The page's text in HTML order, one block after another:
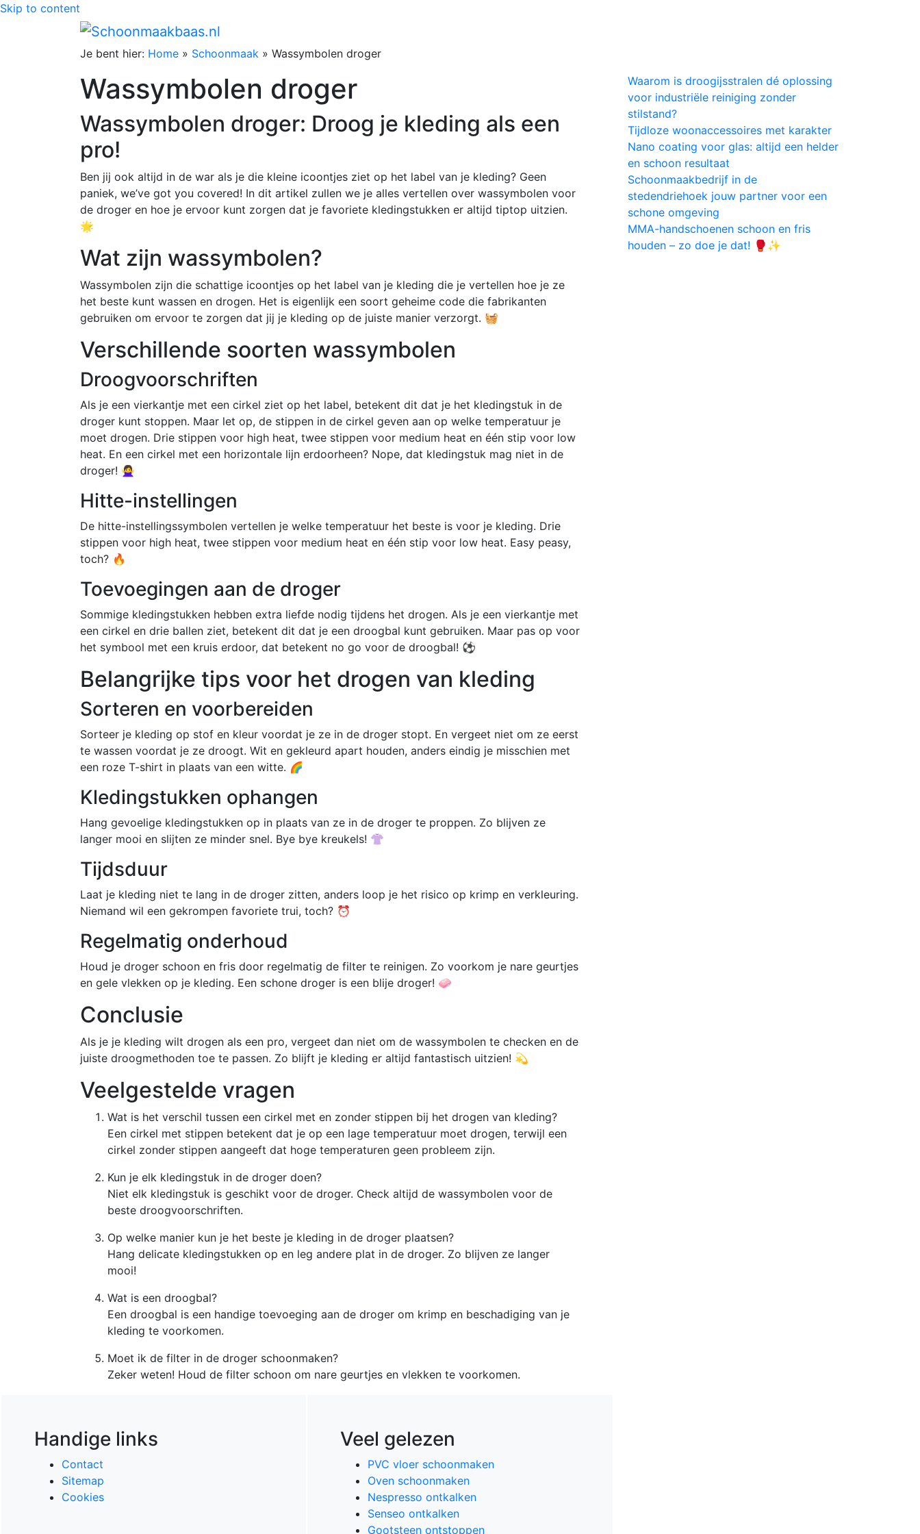
Skip to content
Je bent hier: Home » Schoonmaak » Wassymbolen droger
Wassymbolen droger
Wassymbolen droger: Droog je kleding als een
pro!
Ben jij ook altijd in de war als je die kleine icoontjes ziet op het label van je kleding? Geen
paniek, we’ve got you covered! In dit artikel zullen we je alles vertellen over wassymbolen voor
de droger en hoe je ervoor kunt zorgen dat je favoriete kledingstukken er altijd tiptop uitzien.
🌟
Wat zijn wassymbolen?
Wassymbolen zijn die schattige icoontjes op het label van je kleding die je vertellen hoe je ze
het beste kunt wassen en drogen. Het is eigenlijk een soort geheime code die fabrikanten
gebruiken om ervoor te zorgen dat jij je kleding op de juiste manier verzorgt. 🧺
Verschillende soorten wassymbolen
Droogvoorschriften
Als je een vierkantje met een cirkel ziet op het label, betekent dit dat je het kledingstuk in de
droger kunt stoppen. Maar let op, de stippen in de cirkel geven aan op welke temperatuur je
moet drogen. Drie stippen voor high heat, twee stippen voor medium heat en één stip voor low
heat. En een cirkel met een horizontale lijn erdoorheen? Nope, dat kledingstuk mag niet in de
droger! 🙅‍♀️
Hitte-instellingen
De hitte-instellingssymbolen vertellen je welke temperatuur het beste is voor je kleding. Drie
stippen voor high heat, twee stippen voor medium heat en één stip voor low heat. Easy peasy,
toch? 🔥
Toevoegingen aan de droger
Sommige kledingstukken hebben extra liefde nodig tijdens het drogen. Als je een vierkantje met
een cirkel en drie ballen ziet, betekent dit dat je een droogbal kunt gebruiken. Maar pas op voor
het symbool met een kruis erdoor, dat betekent no go voor de droogbal! ⚽
Belangrijke tips voor het drogen van kleding
Sorteren en voorbereiden
Sorteer je kleding op stof en kleur voordat je ze in de droger stopt. En vergeet niet om ze eerst
te wassen voordat je ze droogt. Wit en gekleurd apart houden, anders eindig je misschien met
een roze T-shirt in plaats van een witte. 🌈
Kledingstukken ophangen
Hang gevoelige kledingstukken op in plaats van ze in de droger te proppen. Zo blijven ze
langer mooi en slijten ze minder snel. Bye bye kreukels! 👚
Tijdsduur
Laat je kleding niet te lang in de droger zitten, anders loop je het risico op krimp en verkleuring.
Niemand wil een gekrompen favoriete trui, toch? ⏰
Regelmatig onderhoud
Houd je droger schoon en fris door regelmatig de filter te reinigen. Zo voorkom je nare geurtjes
en gele vlekken op je kleding. Een schone droger is een blije droger! 🧼
Conclusie
Als je je kleding wilt drogen als een pro, vergeet dan niet om de wassymbolen te checken en de
juiste droogmethoden toe te passen. Zo blijft je kleding er altijd fantastisch uitzien! 💫
Veelgestelde vragen
Wat is het verschil tussen een cirkel met en zonder stippen bij het drogen van kleding?
Een cirkel met stippen betekent dat je op een lage temperatuur moet drogen, terwijl een
cirkel zonder stippen aangeeft dat hoge temperaturen geen probleem zijn.
Kun je elk kledingstuk in de droger doen?
Niet elk kledingstuk is geschikt voor de droger. Check altijd de wassymbolen voor de
beste droogvoorschriften.
Op welke manier kun je het beste je kleding in de droger plaatsen?
Hang delicate kledingstukken op en leg andere plat in de droger. Zo blijven ze langer
mooi!
Wat is een droogbal?
Een droogbal is een handige toevoeging aan de droger om krimp en beschadiging van je
kleding te voorkomen.
Moet ik de filter in de droger schoonmaken?
Zeker weten! Houd de filter schoon om nare geurtjes en vlekken te voorkomen.
Waarom is droogijsstralen dé oplossing
voor industriële reiniging zonder
stilstand?
Tijdloze woonaccessoires met karakter
Nano coating voor glas: altijd een helder
en schoon resultaat
Schoonmaakbedrijf in de
stedendriehoek jouw partner voor een
schone omgeving
MMA-handschoenen schoon en fris
houden – zo doe je dat! 🥊✨
Handige links
Contact
Sitemap
Cookies
Veel gelezen
PVC vloer schoonmaken
Oven schoonmaken
Nespresso ontkalken
Senseo ontkalken
Gootsteen ontstoppen